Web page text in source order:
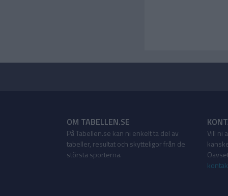
OM TABELLEN.SE
På Tabellen.se kan ni enkelt ta del av
tabeller, resultat och skytteligor från de
största sporterna.
Vill ni